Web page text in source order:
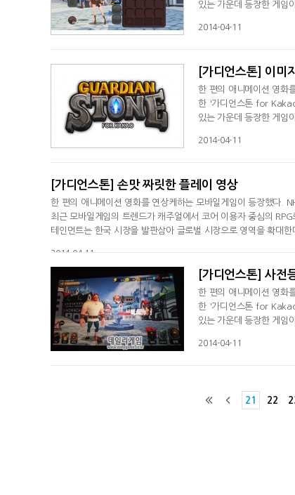
있는 가운데 등장한 게임
2014-04-11
[가디언스톤] 이미
한 편의 애니메이션 영화
한 '가디언스톤 for
있는 가운데 등장한 게임
2014-04-11
[가디언스톤] 손맛 짜릿한 플레이 영상
한 편의 애니메이션 영화를 연상케하는 모바일게임이 등장했다.
최근 모바일게임의 트렌드가 캐주얼에서 코어 이용자 중심의
테인먼트는 한국 시장을 발판삼아 글로벌 시장으로 영역을 확대
2014-04-11
[가디언스톤] 사
한 편의 애니메이션 영화
한 '가디언스톤 for
있는 가운데 등장한 게임
2014-04-11
21 22